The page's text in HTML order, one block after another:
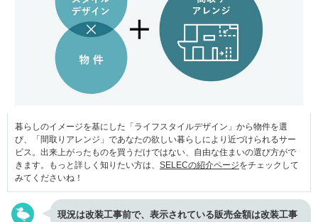
暮らしのイメージを基にした「ライフスタイルデザイン」から物件を選
び、「間取りアレンジ」であなたの欲しい暮らしにより近づけられるサー
ビス。出来上がったものを買うだけではない、自由な住まいの選び方がで
きます。もっと詳しく知りたい方は、 SELECの紹介ページをチェックして
みてくださいね！
現況は改装工事前で、表示されている販売金額は改装工事